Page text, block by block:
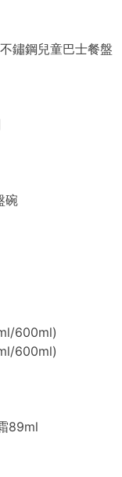
鏽鋼兒童巴士餐盤
碗
600ml)
600ml)
89ml